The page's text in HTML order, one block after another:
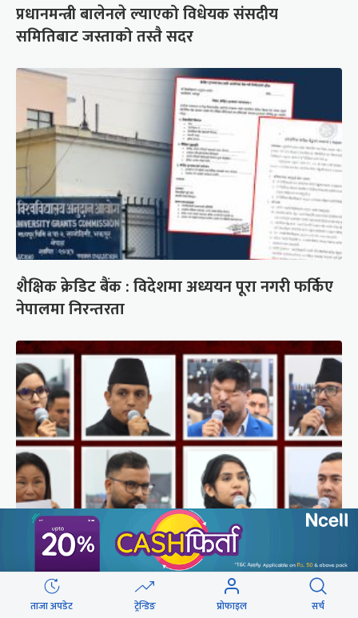
प्रधानमन्त्री बालेनले ल्याएको विधेयक संसदीय
समितिबाट जस्ताको तस्तै सदर
शैक्षिक क्रेडिट बैंक : विदेशमा अध्ययन पूरा नगरी फर्किए
नेपालमा निरन्तरता
संसद्‍मा रास्वपा सांसदले खोजे सरकार
ताजा अपडेट ट्रेन्डिङ प्रोफाइल सर्च